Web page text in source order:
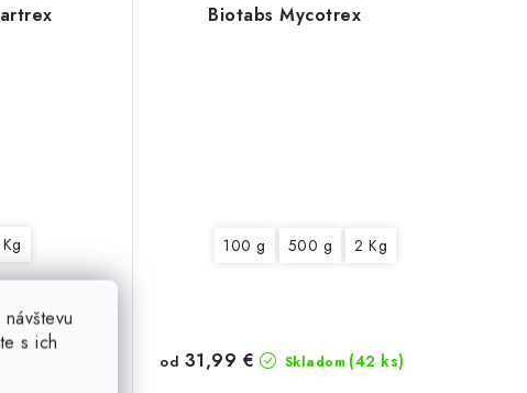
s ich
Biotabs Mycotrex
100 g 500 g 2 Kg
Skladom (42 ks)
od 31,99 €